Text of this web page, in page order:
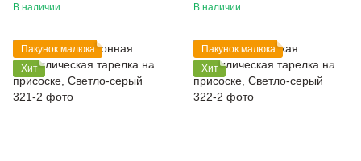
В наличии В наличии
Пакунок малюка
Хит
Пакунок малюка
Хит